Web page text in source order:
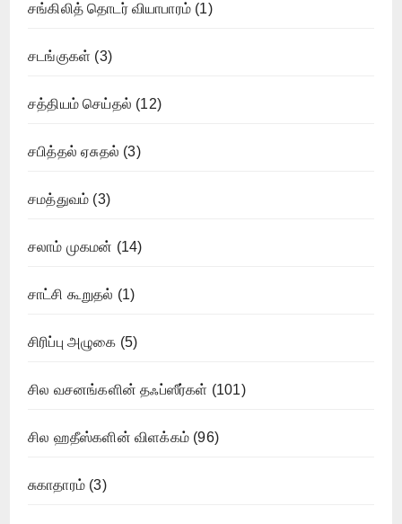
சங்கிலித் தொடர் வியாபாரம் (1)
சடங்குகள் (3)
சத்தியம் செய்தல் (12)
சபித்தல் ஏசுதல் (3)
சமத்துவம் (3)
சலாம் முகமன் (14)
சாட்சி கூறுதல் (1)
சிரிப்பு அழுகை (5)
சில வசனங்களின் தஃப்ஸீர்கள் (101)
சில ஹதீஸ்களின் விளக்கம் (96)
சுகாதாரம் (3)